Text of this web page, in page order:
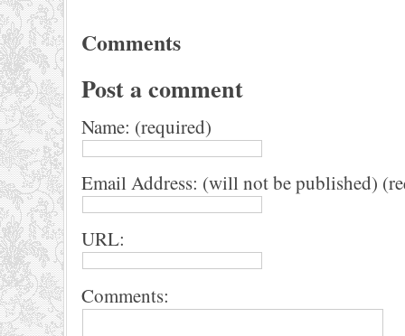
Comments
Post a comment
Name: (required)
Email Address: (will not be published)
URL:
Comments: